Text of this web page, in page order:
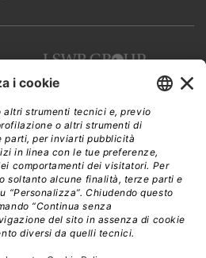
diEdra Edizioni s.r.l.
redazione, pubblicità
21 - 20134 Milano
+39 02 881841
IVA 13002100157
|Privacy